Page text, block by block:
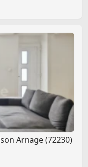
Arnage (72230)